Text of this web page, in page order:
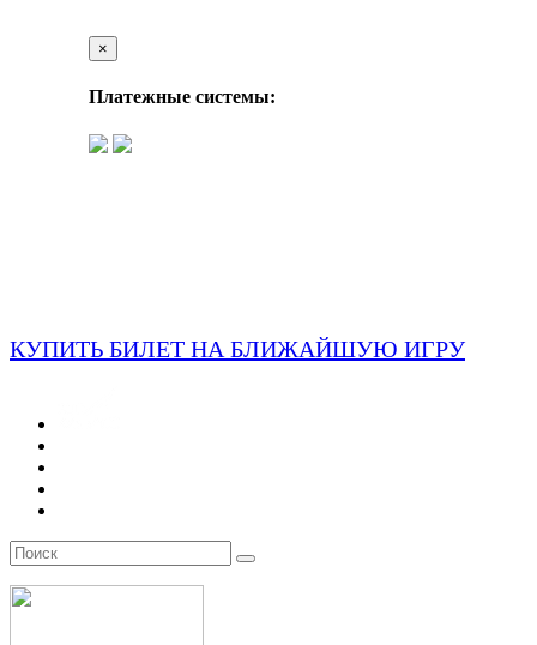
×
Платежные системы:
КУПИТЬ БИЛЕТ НА БЛИЖАЙШУЮ ИГРУ